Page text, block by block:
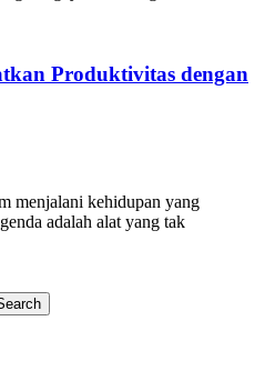
Produktivitas dengan
menjalani kehidupan yang
adalah alat yang tak